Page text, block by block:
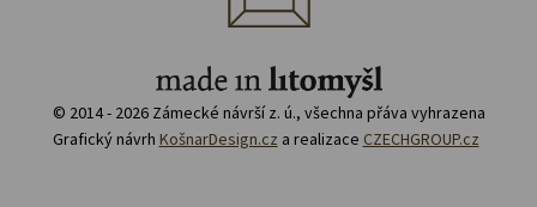
© 2014 - 2026 Zámecké návrší z. ú., všechna přáva vyhrazena
Grafický návrh KošnarDesign.cz a realizace CZECHGROUP.cz